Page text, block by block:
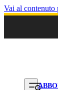
Vai al contenuto